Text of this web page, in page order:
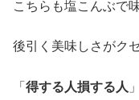
こちらも塩こんぶで
後引く美味しさがク
「 得する人損する人